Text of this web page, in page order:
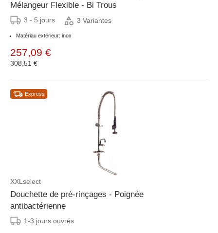
Mélangeur Flexible - Bi Trous
3 - 5 jours 3 Variantes
Matériau extérieur: inox
257,09 €
308,51 €
Express
XXLselect
Douchette de pré-rinçages - Poignée
antibactérienne
1-3 jours ouvrés